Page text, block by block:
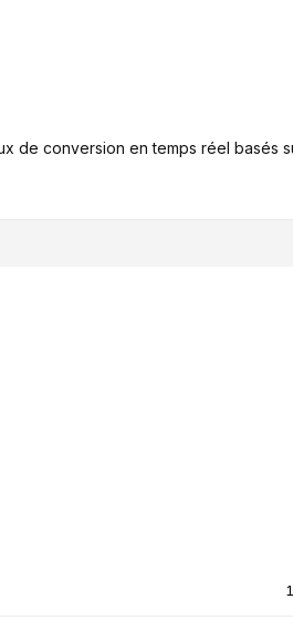
de conversion en temps réel basés